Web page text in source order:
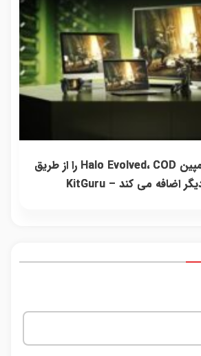
GeForce Now کمپین Halo Evolved، COD را از طریق